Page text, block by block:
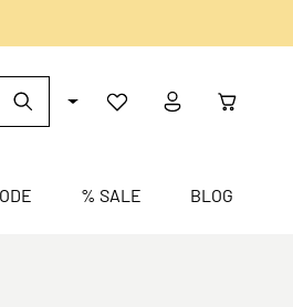
% SALE BLOG